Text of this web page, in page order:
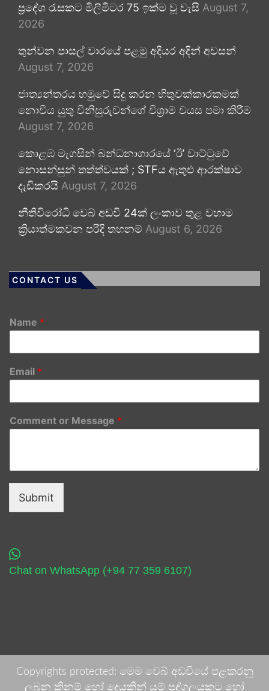
ප්‍රදේශ රැසකට මිලිමීටර 75 ඉක්ම වූ වැසි August 7,
2026
තුන්වන පාසල් වාරයේ පළමු අදියර අදින් අවසන්
August 7, 2026
ජාත්‍යන්තරය හමුවේ සිදු කරන හිතුවක්කාරකමක්
නොවිය යුතු විනිසුරුවන්ගේ විශ්‍රාම වයස පමා කිරීම
August 7, 2026
කොළඹ මැගසින් බන්ධනාගාරයේ ‘ඊ’ වාට්ටුවේ
නොසන්සුන් තත්ත්වයක් ; STFය ඇතුළු ආරක්ෂාව
දැඩිකරයි August 7, 2026
නීතිවිරෝධී වෙබ් අඩවි 24ක් ලංකාව තුළ වහාම
ක්‍රියාත්මකවන පරිදි තහනම් August 6, 2026
CONTACT US
Name *
Email *
Comment or Message *
Submit
Chat on WhatsApp (+94 77 359 6107)
Copyrights protected: මෙම වෙබ් අඩවියේ පළකරනු
ලබන කිනම් හෝ දෙයකින් යම් පුද්ගලයකුට හෝ